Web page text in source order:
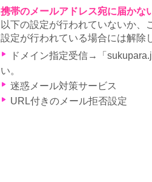
携帯のメールアドレス宛に届かな
以下の設定が行われていないか、
設定が行われている場合には解除
ドメイン指定受信→「
い。
迷惑メール対策サービス
URL付きのメール拒否設定